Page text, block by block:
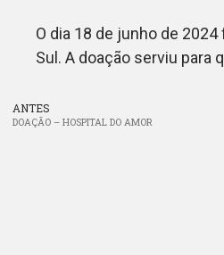
O dia 18 de junho de
Sul. A doação serviu
ANTES
DOAÇÃO – HOSPITAL DO AMOR